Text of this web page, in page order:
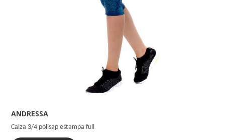
ANDRESSA
Calza 3/4 polisap estampa full